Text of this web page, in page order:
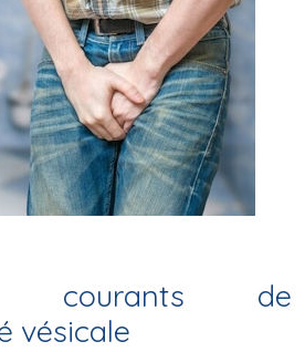
courants de
vésicale